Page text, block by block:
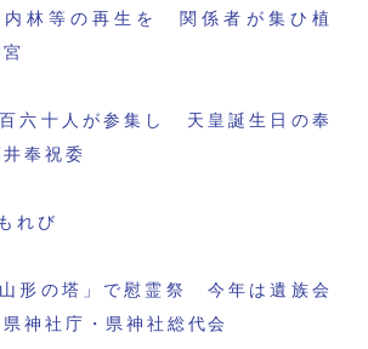
内林等の再生を 関係者が集ひ植
六十人が参集し 天皇誕生日の奉
奉祝委
れび
山形の塔」で慰霊祭 今年は遺族会
神社庁・県神社総代会